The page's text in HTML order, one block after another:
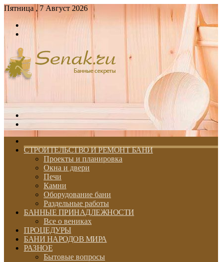
Пятница , 7 Август 2026
Войти
skin
СТРОИТЕЛЬСТВО И РЕМОНТ БАНИ
Проекты и планировка
Окна и двери
Печи
Камни
Оборудование бани
Раздельные работы
БАННЫЕ ПРИНАДЛЕЖНОСТИ
Все о вениках
ПРОЦЕДУРЫ
БАНИ НАРОДОВ МИРА
РАЗНОЕ
Бытовые вопросы